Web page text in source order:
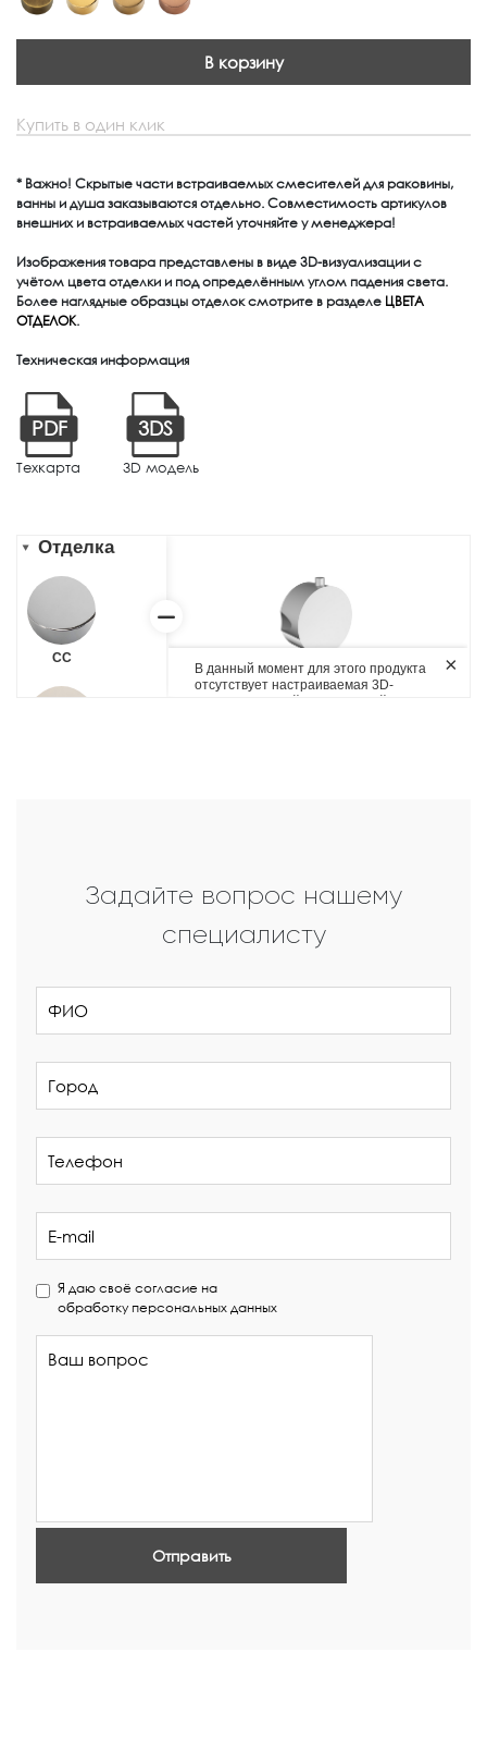
В корзину
Купить в один клик
* Важно! Скрытые части встраиваемых смесителей для раковины,
ванны и душа заказываются отдельно. Совместимость артикулов
внешних и встраиваемых частей уточняйте у менеджера!
Изображения товара представлены в виде 3D-визуализации с
учётом цвета отделки и под определённым углом падения света.
Более наглядные образцы отделок смотрите в разделе ЦВЕТА
ОТДЕЛОК.
Техническая информация
PDF
Техкарта
3DS
3D модель
Задайте вопрос нашему
специалисту
Я даю своё согласие на
обработку персональных данных
Отправить